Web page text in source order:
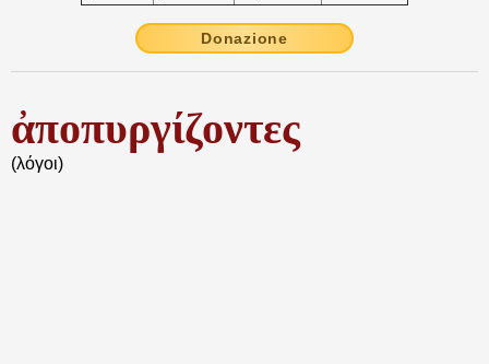
Donazione
ἀποπυργίζοντες
(λόγοι)